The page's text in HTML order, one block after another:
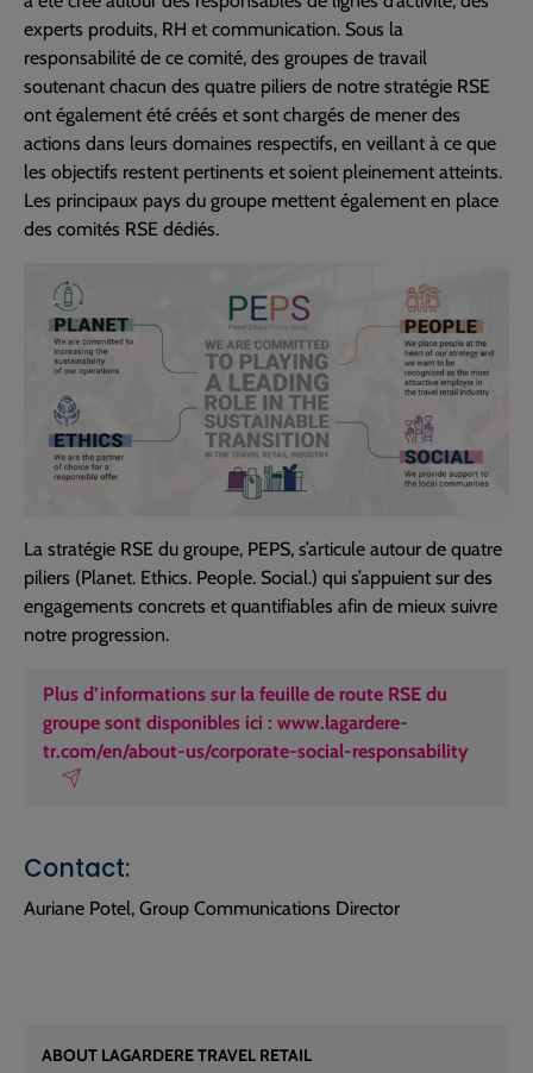
experts produits, RH et communication. Sous la
responsabilité de ce comité, des groupes de travail
soutenant chacun des quatre piliers de notre stratégie RSE
ont également été créés et sont chargés de mener des
actions dans leurs domaines respectifs, en veillant à ce que
les objectifs restent pertinents et soient pleinement atteints.
Les principaux pays du groupe mettent également en place
des comités RSE dédiés.
La stratégie RSE du groupe, PEPS, s’articule autour de quatre
piliers (Planet. Ethics. People. Social.) qui s’appuient sur des
engagements concrets et quantifiables afin de mieux suivre
notre progression.
Plus d’informations sur la feuille de route RSE du
groupe sont disponibles ici : www.lagardere-
tr.com/en/about-us/corporate-social-responsability
Contact:
Auriane Potel, Group Communications Director
ABOUT LAGARDERE TRAVEL RETAIL